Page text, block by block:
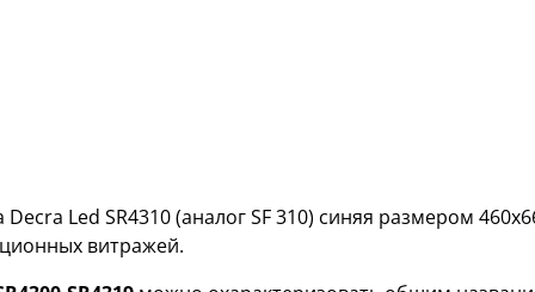
Led SR4310 (аналог SF 310) синяя размером
витражей.